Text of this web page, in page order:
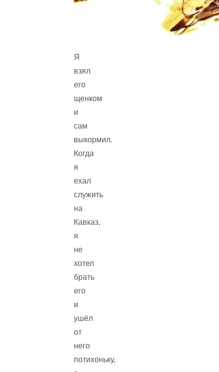
Я
взял
его
щенком
и
сам
выкормил.
Когда
я
ехал
служить
на
Кавказ,
я
не
хотел
брать
его
и
ушёл
от
него
потихоньку,